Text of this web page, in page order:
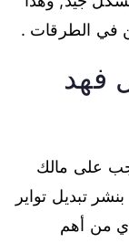
في الطرقات .
فهد
على مالك
تبديل تواير
من أهم